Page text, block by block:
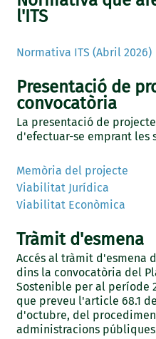
l'ITS
Normativa ITS (Abril 2026)
Presentació de
convocatòria
La presentació de
d'efectuar-se emprant les
Memòria del projecte
Viabilitat Jurídica
Viabilitat Econòmica
Tràmit d'esmena
Accés al tràmit d'esmena
dins la convocatòria del
Sostenible per al període
que preveu l'article 68.1
d'octubre, del
administracions